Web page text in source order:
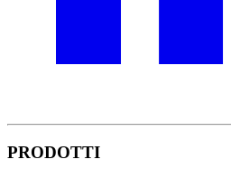
PRODOTTI